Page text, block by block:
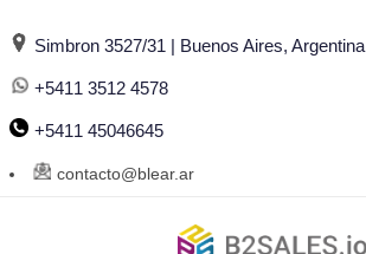
Simbron 3527/31 | Buenos Aires, Argentina
+5411 3512 4578
+5411 45046645
contacto@blear.ar